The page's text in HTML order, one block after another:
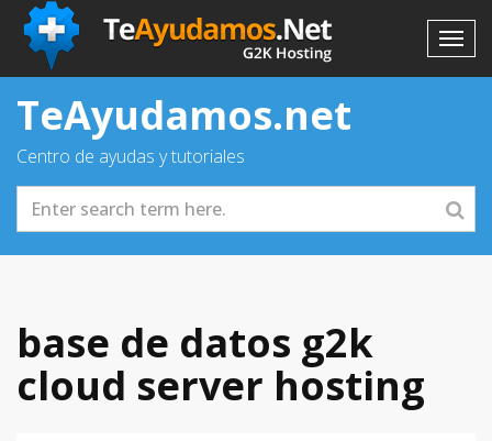
TeAyudamos.net
Centro de ayudas y tutoriales
base de datos g2k
cloud server hosting